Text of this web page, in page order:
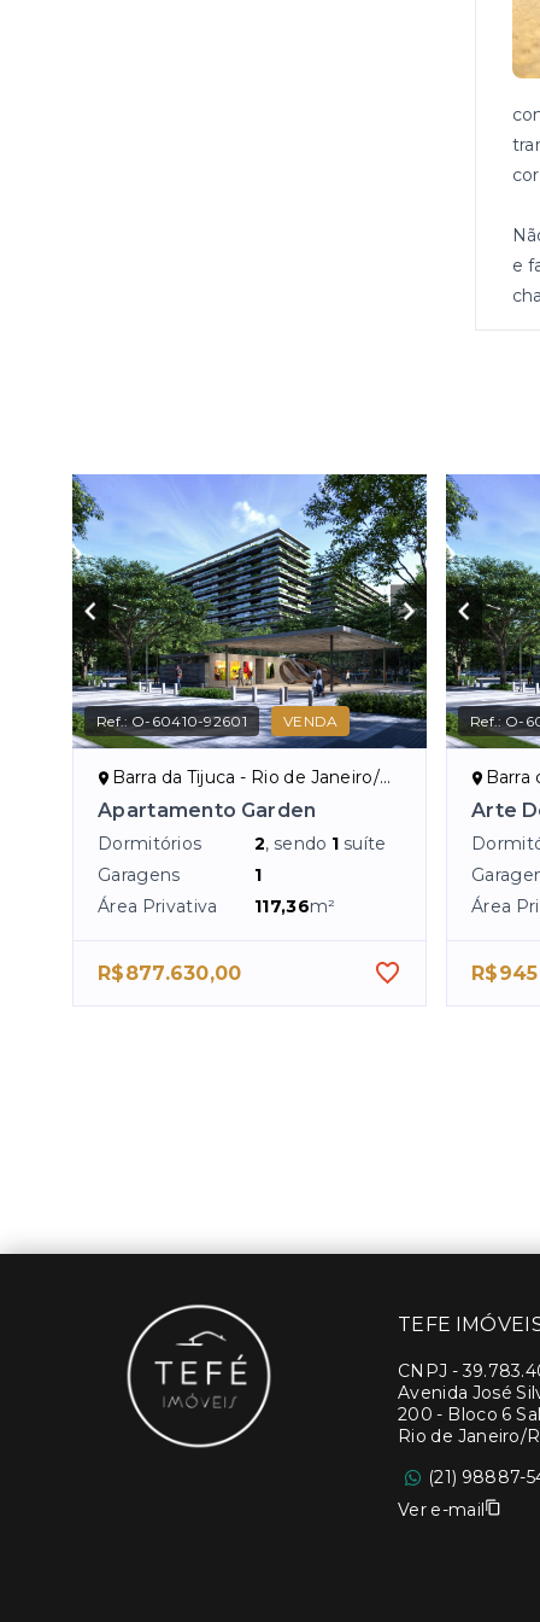
e
Ref.: O-60410-92601 VENDA
Barra da Tijuca - Rio de Janeiro/RJ
Apartamento Garden
Dormitórios 2, sendo 1 suíte
Garagens
1
Área Privativa
117,36m²
R$877.630,00
Ref.: O-
Barra
Arte
Área
TEFE
CNPJ -
Avenida José
200 - Bloco 6
Rio de Janeiro/
(21) 98887-
Ver e-mail